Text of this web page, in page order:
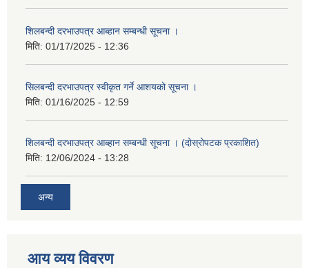
शिलबन्दी दरभाउपत्र आब्हान सम्बन्धी सूचना ।
मिति: 01/17/2025 - 12:36
सिलबन्दी दरभाउपत्र स्वीकृत गर्ने आशयको सूचना ।
मिति: 01/16/2025 - 12:59
शिलबन्दी दरभाउपत्र आब्हान सम्बन्धी सूचना । (दोस्रोपटक प्रकाशित)
मिति: 12/06/2024 - 13:28
अन्य
आय व्यय विवरण